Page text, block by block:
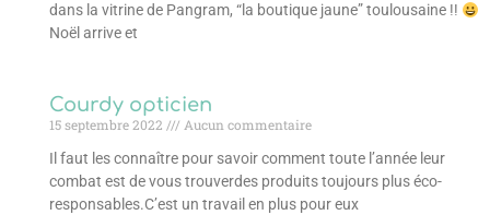
dans la vitrine de Pangram, “la boutique jaune” toulousaine !!
Noël arrive et
Courdy opticien
15 septembre 2022
Aucun commentaire
Il faut les connaître pour savoir comment toute l’année leur
combat est de vous trouverdes produits toujours plus éco-
responsables.C’est un travail en plus pour eux